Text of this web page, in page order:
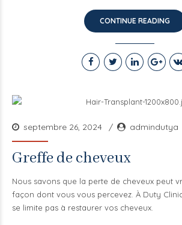
CONTINUE READING
septembre 26, 2024 admindutya
Greffe de cheveux
Nous savons que la perte de cheveux peut
façon dont vous vous percevez. À Duty
se limite pas à restaurer vos cheveux.